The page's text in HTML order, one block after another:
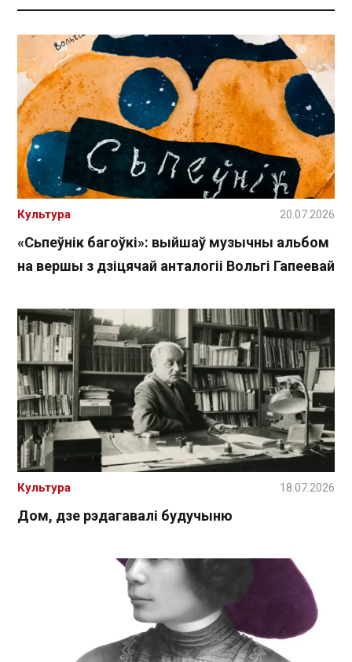
«Сьпеўнік багоўкі»: выйшаў музычны альбом
на вершы з дзіцячай анталогіі Вольгі Гапеевай
Культура 20.07.2026
Дом, дзе рэдагавалі будучыню
Культура 18.07.2026